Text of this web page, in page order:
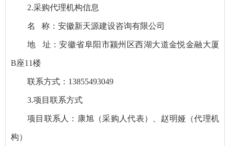
2.采购代理机构信息
名 称：安徽新天源建设咨询有限公司
地 址：安徽省阜阳市颍州区西湖大道金悦金融大厦
B座11楼
联系方式：13855493049
3.项目联系方式
项目联系人：康旭（采购人代表）、赵明娅（代理机
构）